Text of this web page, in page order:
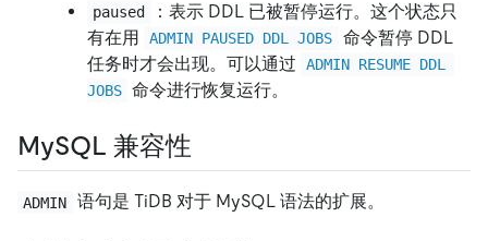
paused
：表示 DDL 已被暂停运行。这个状态只
有在用
ADMIN PAUSED DDL JOBS
命令暂停 DDL
任务时才会出现。可以通过
ADMIN RESUME DDL
JOBS 命令进行恢复运行。
MySQL 兼容性
ADMIN 语句是 TiDB 对于 MySQL 语法的扩展。